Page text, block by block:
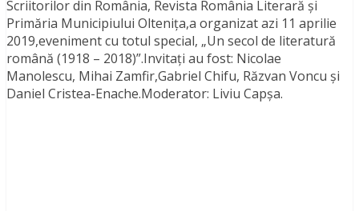
Scriitorilor din România, Revista România Literară și
Primăria Municipiului Oltenița,a organizat azi 11 aprilie
2019,eveniment cu totul special, „Un secol de literatură
română (1918 – 2018)”.Invitați au fost: Nicolae
Manolescu, Mihai Zamfir,Gabriel Chifu, Răzvan Voncu și
Daniel Cristea-Enache.Moderator: Liviu Capșa.